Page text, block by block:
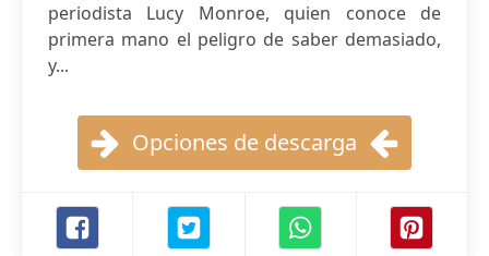
periodista Lucy Monroe, quien conoce de
primera mano el peligro de saber demasiado,
y...
Opciones de descarga